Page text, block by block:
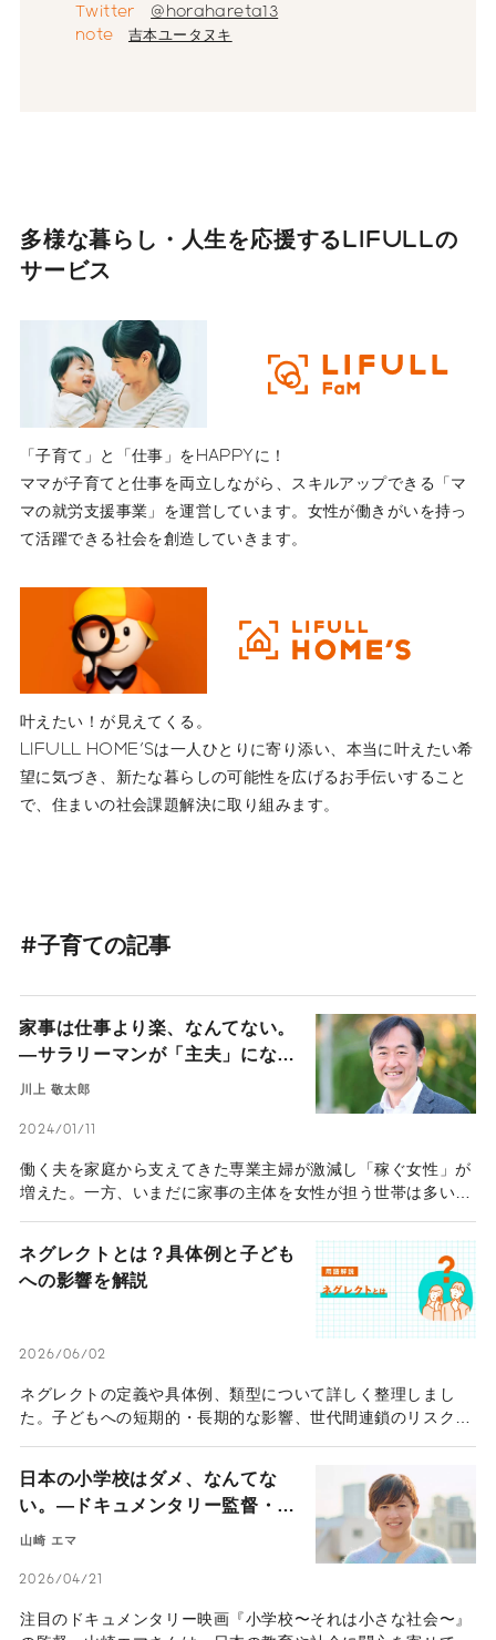
Twitter @horahareta13
note 吉本ユータヌキ
多様な暮らし・人生を応援するLIFULLの
サービス
「子育て」と「仕事」をHAPPYに！
ママが子育てと仕事を両立しながら、スキルアップできる「マ
マの就労支援事業」を運営しています。女性が働きがいを持っ
て活躍できる社会を創造していきます。
叶えたい！が見えてくる。
LIFULL HOME'Sは一人ひとりに寄り添い、本当に叶えたい希
望に気づき、新たな暮らしの可能性を広げるお手伝いすること
で、住まいの社会課題解決に取り組みます。
#子育ての記事
家事は仕事より楽、なんてない。
―サラリーマンが「主夫」になっ
て気付いた、ゴールなきマラソン
川上 敬太郎
2024/01/11
働く夫を家庭から支えてきた専業主婦が激減し「稼ぐ女性」が
増えた。一方、いまだに家事の主体を女性が担う世帯は多いの
庭に入り、保育園の正職員として働く妻を支えるのが川上敬太
郎さんだ。もともと夜遅くまで働くハードワーカーで、家庭の
ことは妻に任せていたという川上さん。どのような転機があ
ネグレクトとは？具体例と子ども
への影響を解説
2026/06/02
ネグレクトの定義や具体例、類型について詳しく整理しまし
た。子どもへの短期的・長期的な影響、世代間連鎖のリスク、
日本の小学校はダメ、なんてな
い。―ドキュメンタリー監督・山
崎エマは小学校を“社会の練習
山崎 エマ
2026/04/21
注目のドキュメンタリー映画『小学校〜それは小さな社会〜』